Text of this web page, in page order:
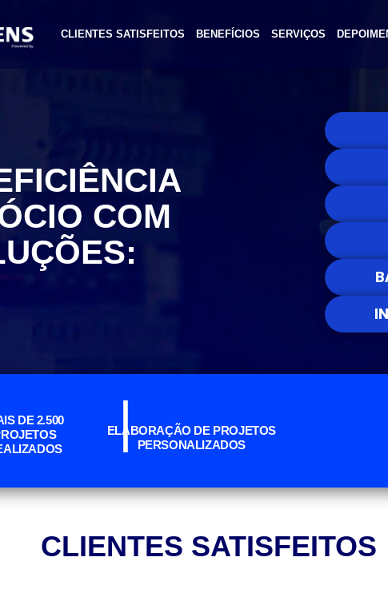
CLIENTES SATISFEITOS BENEFÍCIOS SERVIÇOS
COM
DE 2.500
|
ELABORAÇÃO DEPROJETOS
PERSONALIZADOS
CLIENTES SATISFEITOS